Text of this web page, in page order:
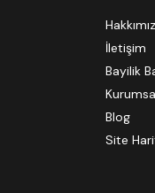
İletişim
Bayilik
Blog
Site